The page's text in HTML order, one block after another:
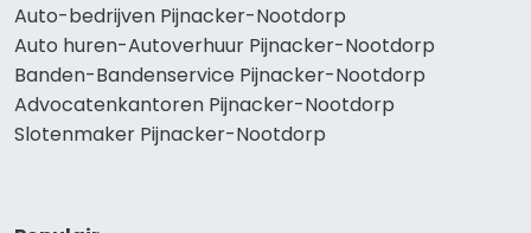
Auto-bedrijven Pijnacker-Nootdorp
Auto huren-Autoverhuur Pijnacker-Nootdorp
Banden-Bandenservice Pijnacker-Nootdorp
Advocatenkantoren Pijnacker-Nootdorp
Slotenmaker Pijnacker-Nootdorp